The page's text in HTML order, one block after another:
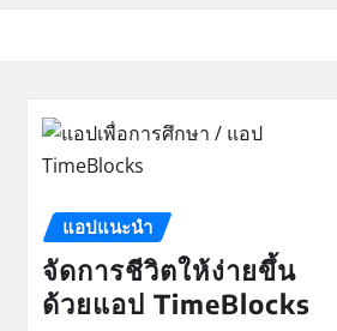
แอปแนะนำ
จัดการชีวิตให้ง่ายขึ้น
ด้วยแอป TimeBlocks